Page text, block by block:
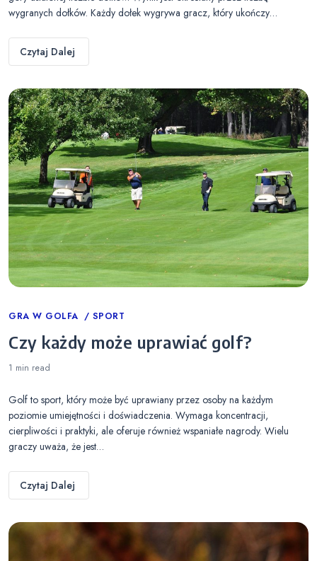
wygranych dołków. Każdy dołek wygrywa gracz, który ukończy…
Czytaj Dalej
Categories
GRA W GOLFA SPORT
Czy każdy może uprawiać golf?
1 min read
Golf to sport, który może być uprawiany przez osoby na każdym
poziomie umiejętności i doświadczenia. Wymaga koncentracji,
cierpliwości i praktyki, ale oferuje również wspaniałe nagrody. Wielu
graczy uważa, że jest…
Czytaj Dalej